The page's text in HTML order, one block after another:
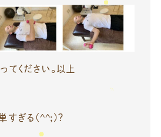
てください。以上
単すぎる(^^;)？